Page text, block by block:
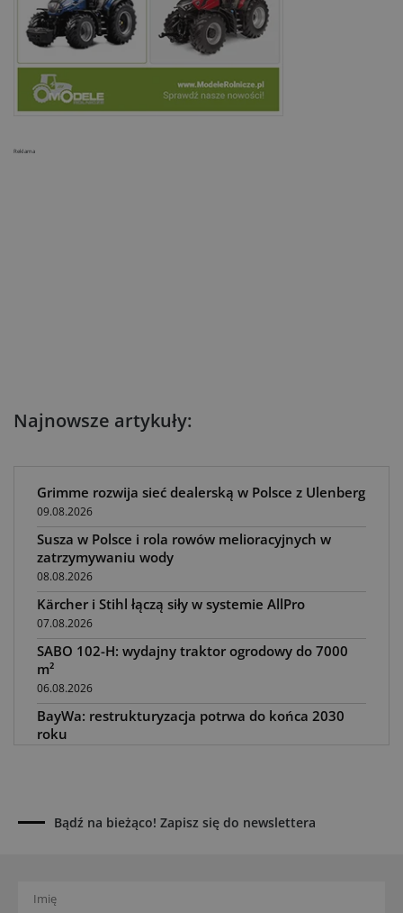
Najnowsze artykuły:
Grimme rozwija sieć dealerską w Polsce z Ulenberg
09.08.2026
Susza w Polsce i rola rowów melioracyjnych w
zatrzymywaniu wody
08.08.2026
Kärcher i Stihl łączą siły w systemie AllPro
07.08.2026
SABO 102-H: wydajny traktor ogrodowy do 7000
m²
06.08.2026
BayWa: restrukturyzacja potrwa do końca 2030
roku
04.08.2026
03.08.2026
Reklama
Bądź na bieżąco! Zapisz się do newslettera